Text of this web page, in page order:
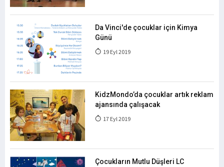
Da Vinci'de çocuklar için Kimya
Günü
19 Eyl 2019
KidzMondo’da çocuklar artık reklam
ajansında çalışacak
17 Eyl 2019
Çocukların Mutlu Düşleri LC